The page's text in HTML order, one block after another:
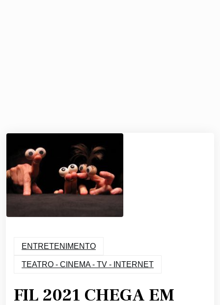
ENTRETENIMENTO
TEATRO - CINEMA - TV - INTERNET
FIL 2021 CHEGA EM